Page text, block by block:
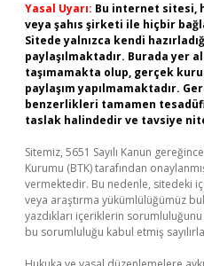
Yasal Uyarı: Bu internet sitesi,
veya şahıs şirketi ile hiçbir
Sitede yalnızca kendi
paylaşılmaktadır. Burada yer
taşımamakta olup, gerçek
paylaşım yapılmamaktadır.
benzerlikleri tamamen
taslak halindedir ve tavsiye
Sitemiz, 5651 Sayılı Kanun
Kurumu (BTK) tarafından
vermektedir. Bu nedenle, sitedeki
veya araştırma yükümlülüğümüz
yazdıkları içeriklerin
bu sorumluluğu kabul etmiş